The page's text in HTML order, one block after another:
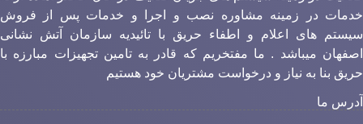
در زمینه مشاوره نصب و اجرا و خدمات پس از فروش
های اعلام و اطفاء حریق با تائیدیه سازمان آتش نشانی
میباشد . ما مفتخریم که قادر به تامین تجهیزات مبارزه با
بنا به نیاز و درخواست مشتریان خود هستیم
ما